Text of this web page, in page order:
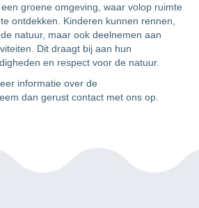
groene omgeving, waar volop ruimte
ontdekken. Kinderen kunnen rennen,
natuur, maar ook deelnemen aan
Dit draagt bij aan hun
en respect voor de natuur.
informatie over de
dan gerust contact met ons op.